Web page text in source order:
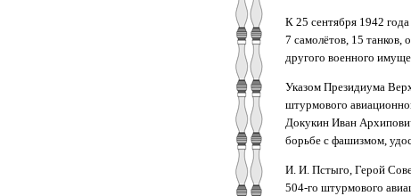
К 25 сентября 1942
7 самолётов, 15
другого военного
Указом Президиума
штурмового
Докукин Иван
борьбе с фашизмом,
И. И. Пстыго, Герой
504-го штурмового